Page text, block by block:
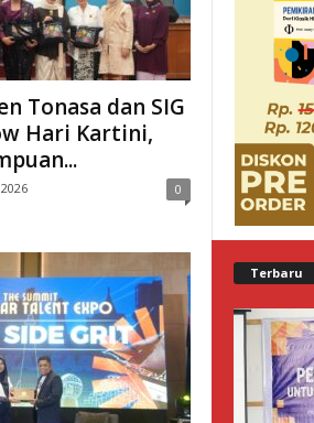
Tonasa dan SIG
Hari Kartini,
0
Terbaru